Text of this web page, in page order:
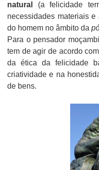
natural
(a felicidade
necessidades materiais
do homem no âmbito da
Para o pensador
tem de agir de acordo
da ética da felicidade
criatividade e na
de bens.